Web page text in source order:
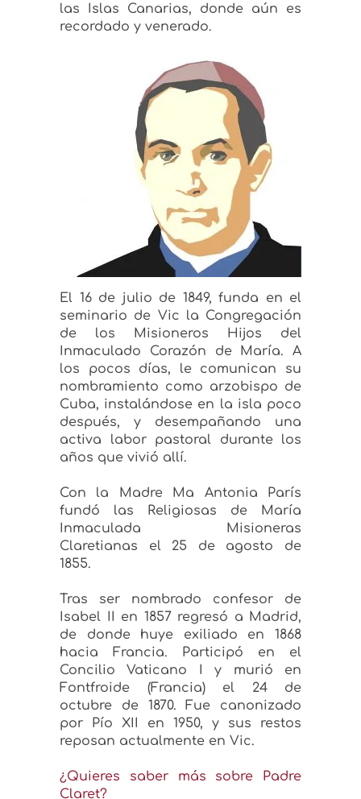
las Islas Canarias, donde aún es
recordado y venerado.
El 16 de julio de 1849, funda en el
seminario de Vic la Congregación
de los Misioneros Hijos del
Inmaculado Corazón de María. A
los pocos días, le comunican su
nombramiento como arzobispo de
Cuba, instalándose en la isla poco
después, y desempañando una
activa labor pastoral durante los
años que vivió allí.
Con la Madre Ma Antonia París
fundó las Religiosas de María
Inmaculada Misioneras
Claretianas el 25 de agosto de
1855.
Tras ser nombrado confesor de
Isabel II en 1857 regresó a Madrid,
de donde huye exiliado en 1868
hacia Francia. Participó en el
Concilio Vaticano I y murió en
Fontfroide (Francia) el 24 de
octubre de 1870. Fue canonizado
por Pío XII en 1950, y sus restos
reposan actualmente en Vic.
¿Quieres saber más sobre Padre
Claret?